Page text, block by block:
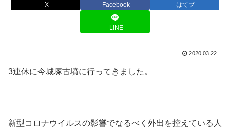
X Facebook はてブ
LINE
2020.03.22
3連休に今城塚古墳に行ってきました。
新型コロナウイルスの影響でなるべく外出を控えている人